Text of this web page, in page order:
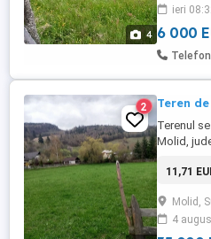
4
ieri
6 000
2 Teren
Terenul
Molid,
11,71
Molid,
4